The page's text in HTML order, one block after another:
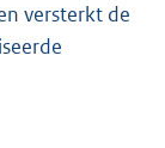
versterkt de